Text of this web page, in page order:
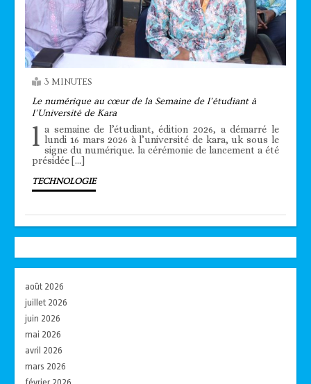
3 MINUTES
Le numérique au cœur de la Semaine de l’étudiant à
l’Université de Kara
l a semaine de l’étudiant, édition 2026, a démarré le
lundi 16 mars 2026 à l’université de kara, uk sous le
signe du numérique. la cérémonie de lancement a été
présidée […]
TECHNOLOGIE
août 2026
juillet 2026
juin 2026
mai 2026
avril 2026
mars 2026